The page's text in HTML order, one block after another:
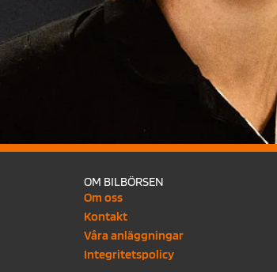
OM BILBÖRSEN
Om oss
Kontakt
Våra anläggningar
Integritetspolicy